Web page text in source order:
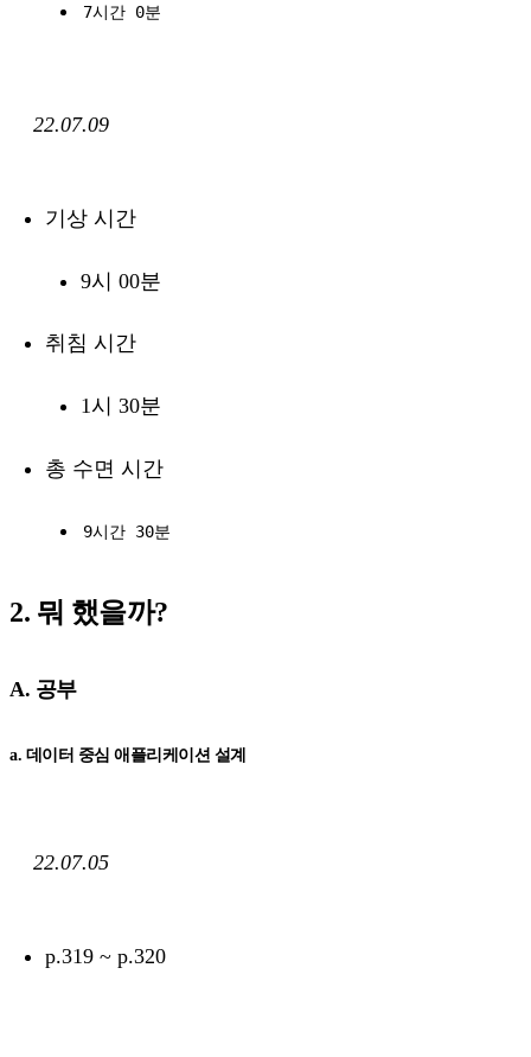
7시간 0분
22.07.09
기상 시간
9시 00분
취침 시간
1시 30분
총 수면 시간
9시간 30분
2. 뭐 했을까?
A. 공부
a. 데이터 중심 애플리케이션 설계
22.07.05
p.319 ~ p.320